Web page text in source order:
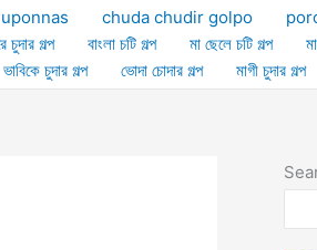
chuda chudir golpo
গল্প বাংলা চটি গল্প মা ছেলে চটি গল্প
ভাবিকে চুদার গল্প ভোদা চোদার গল্প মাগী চুদার গল্প